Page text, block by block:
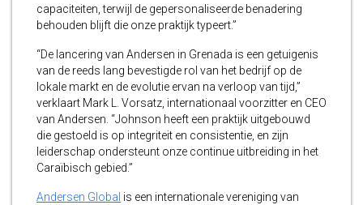
capaciteiten, terwijl de gepersonaliseerde benadering
behouden blijft die onze praktijk typeert.”
“De lancering van Andersen in Grenada is een getuigenis
van de reeds lang bevestigde rol van het bedrijf op de
lokale markt en de evolutie ervan na verloop van tijd,”
verklaart Mark L. Vorsatz, internationaal voorzitter en CEO
van Andersen. “Johnson heeft een praktijk uitgebouwd
die gestoeld is op integriteit en consistentie, en zijn
leiderschap ondersteunt onze continue uitbreiding in het
Caraïbisch gebied.”
Andersen Global is een internationale vereniging van